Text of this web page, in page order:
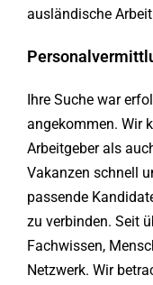
ausländische
Ihre Suche war
angekommen. Wir
Arbeitgeber als
Vakanzen schnell
passende
zu verbinden. Seit
Fachwissen,
Netzwerk. Wir